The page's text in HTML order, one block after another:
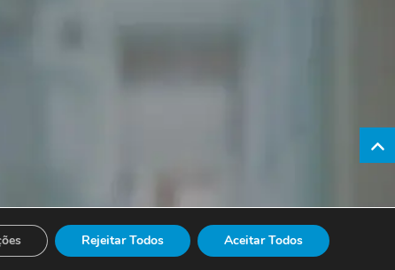
Aceitar Todos
Rejeitar Todos